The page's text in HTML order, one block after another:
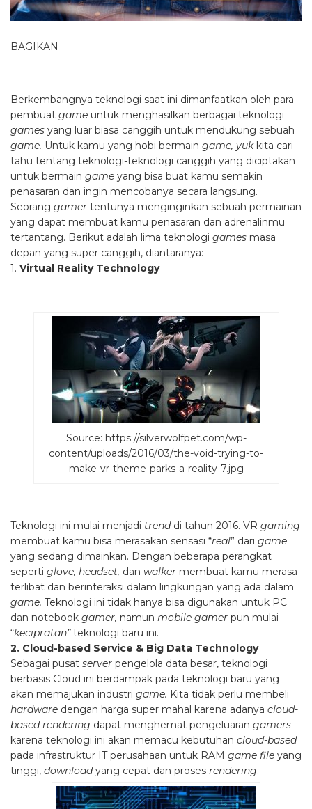
BAGIKAN
Berkembangnya teknologi saat ini dimanfaatkan oleh para
pembuat game untuk menghasilkan berbagai teknologi
games yang luar biasa canggih untuk mendukung sebuah
game. Untuk kamu yang hobi bermain game, yukkita cari
tahu tentang teknologi-teknologi canggih yang diciptakan
untuk bermain game yang bisa buat kamu semakin
penasaran dan ingin mencobanya secara langsung.
Seorang gamer tentunya menginginkan sebuah permainan
yang dapat membuat kamu penasaran dan adrenalinmu
tertantang. Berikut adalah lima teknologi games masa
depan yang super canggih, diantaranya:
1. Virtual Reality Technology
Source: https://silverwolfpet.com/wp-
content/uploads/2016/03/the-void-trying-to-
make-vr-theme-parks-a-reality-7.jpg
Teknologi ini mulai menjadi trenddi tahun 2016. VR gaming
membuat kamu bisa merasakan sensasi “real” dari game
yang sedang dimainkan. Dengan beberapa perangkat
seperti glove, headset, dan walker membuat kamu merasa
terlibat dan berinteraksi dalam lingkungan yang ada dalam
game. Teknologi ini tidak hanya bisa digunakan untuk PC
dan notebook gamer, namun mobile gamer pun mulai
“kecipratan”teknologi baru ini.
2. Cloud-based Service & Big Data Technology
Sebagai pusat server pengelola data besar, teknologi
berbasis Cloud ini berdampak pada teknologi baru yang
akan memajukan industri game. Kita tidak perlu membeli
hardware dengan harga super mahal karena adanya cloud-
based rendering dapat menghemat pengeluaran gamers
karena teknologi ini akan memacu kebutuhan cloud-based
pada infrastruktur IT perusahaan untuk RAM game file yang
tinggi, downloadyang cepat dan proses rendering.